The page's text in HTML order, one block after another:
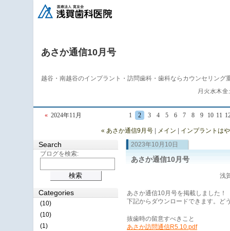
あさか通信10月号
越谷・南越谷のインプラント・訪問歯科・歯科ならカウンセリング
« 2024年11月 1 2 3 4 5 6 7 8 9 10 11
« あさか通信9月号| メイン
インプラントは
2023年10月10日
あさか通信10月号
浅
あさか通信10月号を掲載しました！
下記からダウンロードできます。ど
抜歯時の留意すべきこと
あさか訪問通信R5.10.pdf
Search
ブログを検索:
Categories
(10)
(10)
(1)